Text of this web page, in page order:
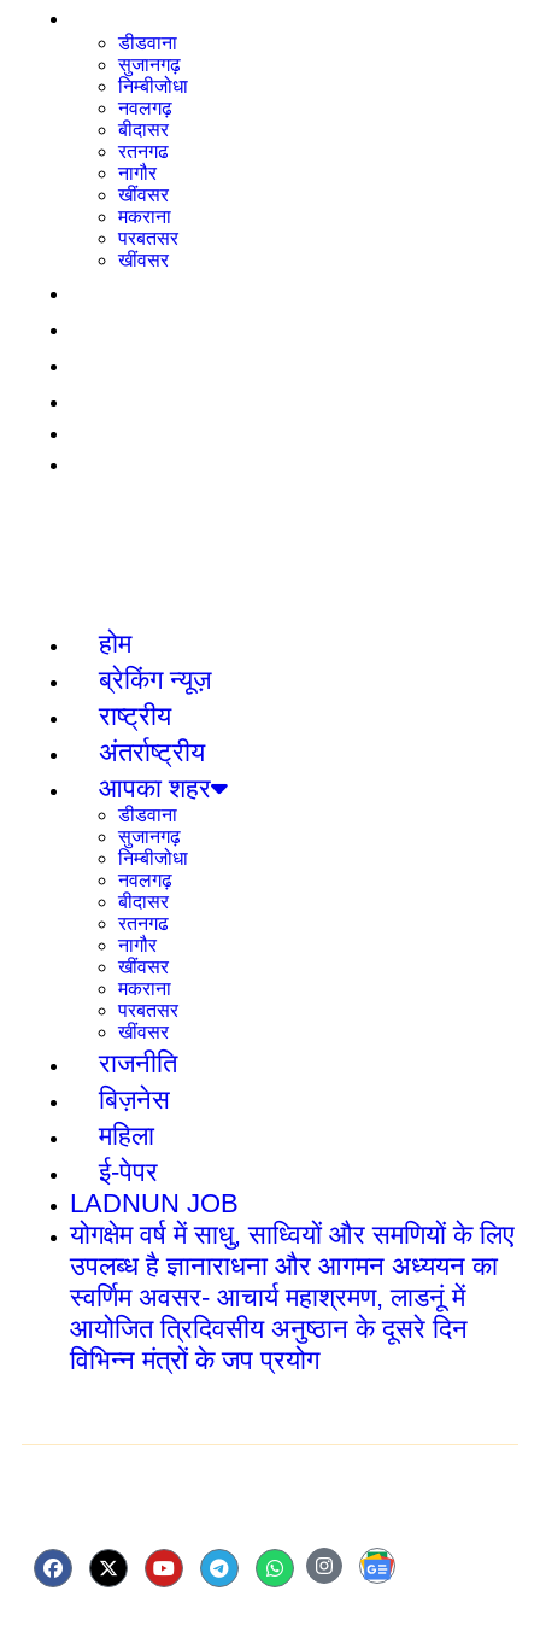
डीडवाना
सुजानगढ़
निम्बीजोधा
नवलगढ़
बीदासर
रतनगढ
नागौर
खींवसर
मकराना
परबतसर
खींवसर
होम
ब्रेकिंग न्यूज़
राष्ट्रीय
अंतर्राष्ट्रीय
आपका शहर
डीडवाना
सुजानगढ़
निम्बीजोधा
नवलगढ़
बीदासर
रतनगढ
नागौर
खींवसर
मकराना
परबतसर
खींवसर
राजनीति
बिज़नेस
महिला
ई-पेपर
LADNUN JOB
योगक्षेम वर्ष में साधु, साध्वियों और समणियों के लिए
उपलब्ध है ज्ञानाराधना और आगमन अध्ययन का
स्वर्णिम अवसर- आचार्य महाश्रमण, लाडनूं में
आयोजित त्रिदिवसीय अनुष्ठान के दूसरे दिन
विभिन्न मंत्रों के जप प्रयोग